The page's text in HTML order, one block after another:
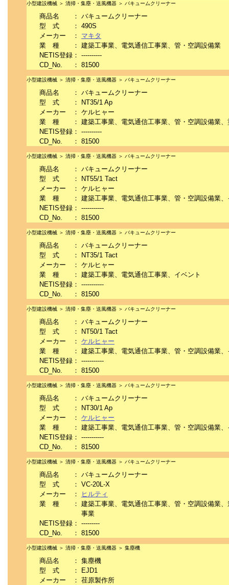
小型建設機械 ＞ 清掃・集塵・送風機器 ＞ バキュームクリーナー
商品名 ： バキュームクリーナー
型 式
： 490S
メーカー
： マキタ
業 種
： 建築工事業、電気通信工事業、管・空調設備業
NETIS登録 ： ----------
CD_No.
： 81500
小型建設機械 ＞ 清掃・集塵・送風機器 ＞ バキュームクリーナー
商品名 ： バキュームクリーナー
型 式
：
NT35/1 Ap
メーカー
： ケルヒャー
業 種
： 建築工事業、電気通信工事業、管・空調設備業
NETIS登録 ： ----------
CD_No.
： 81500
小型建設機械 ＞ 清掃・集塵・送風機器 ＞ バキュームクリーナー
商品名 ： バキュームクリーナー
型 式
：
NT55/1 Tact
メーカー
： ケルヒャー
業 種
： 建築工事業、電気通信工事業、管・空調設備業
NETIS登録 ： -----------
CD_No.
： 81500
小型建設機械 ＞ 清掃・集塵・送風機器 ＞ バキュームクリーナー
商品名 ： バキュームクリーナー
型 式
：
NT35/1 Tact
メーカー
： ケルヒャー
業 種
： 建築工事業、電気通信工事業、イベント
NETIS登録 ： -----------
CD_No.
： 81500
小型建設機械 ＞ 清掃・集塵・送風機器 ＞ バキュームクリーナー
商品名 ： バキュームクリーナー
型 式
：
NT50/1 Tact
メーカー
： ケルヒャー
業 種
： 建築工事業、電気通信工事業、管・空調設備業
NETIS登録 ： -----------
CD_No.
： 81500
小型建設機械 ＞ 清掃・集塵・送風機器 ＞ バキュームクリーナー
商品名 ： バキュームクリーナー
型 式
：
NT30/1 Ap
メーカー
： ケルヒャー
業 種
： 建築工事業、電気通信工事業、管・空調設備業
NETIS登録 ： -----------
CD_No.
： 81500
小型建設機械 ＞ 清掃・集塵・送風機器 ＞ バキュームクリーナー
商品名 ： バキュームクリーナー
型 式
： VC-20L-X
メーカー
：
ヒルティ
業 種
： 建築工事業、電気通信工事業、管・空調設備業
事業
NETIS登録 ： ---------
CD_No.
： 81500
小型建設機械 ＞ 清掃・集塵・送風機器 ＞ 集塵機
商品名 ： 集塵機
型 式
：
EJD1
メーカー
： 荏原製作所